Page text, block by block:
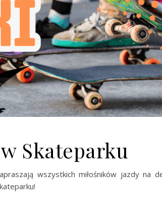
Skateparku
wszystkich miłośników jazdy na